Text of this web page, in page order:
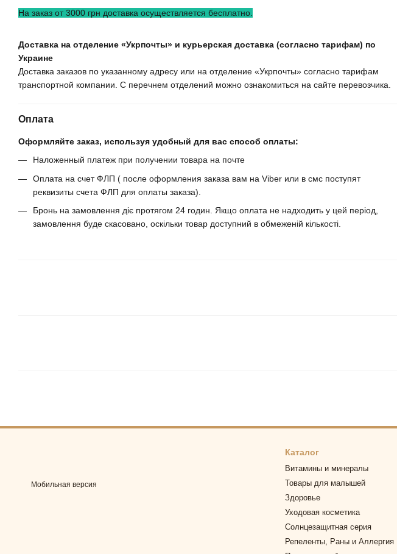
На заказ от 3000 грн доставка осуществляется бесплатно.
Доставка на отделение «Укрпочты» и курьерская доставка (согласно тарифам) по
Украине
Доставка заказов по указанному адресу или на отделение «Укрпочты» согласно тарифам
транспортной компании. С перечнем отделений можно ознакомиться на сайте перевозчика.
Оплата
Оформляйте заказ, используя удобный для вас способ оплаты:
Наложенный платеж при получении товара на почте
Оплата на счет ФЛП ( после оформления заказа вам на Viber или в смс поступят
реквизиты счета ФЛП для оплаты заказа).
Бронь на замовлення діє протягом 24 годин. Якщо оплата не надходить у цей період,
замовлення буде скасовано, оскільки товар доступний в обмеженій кількості.
Мобильная версия
Каталог
Витамины и минералы
Товары для малышей
Здоровье
Уходовая косметика
Солнцезащитная серия
Репеленты, Раны и Аллергия